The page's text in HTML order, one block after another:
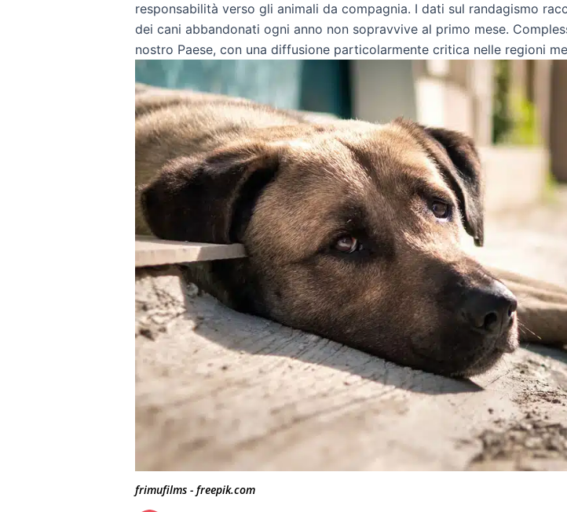
responsabilità verso gli animali da compagnia. I dati sul randagismo
dei cani abbandonati ogni anno non sopravvive al primo mese.
nostro Paese, con una diffusione particolarmente critica nelle regioni
frimufilms - freepik.com